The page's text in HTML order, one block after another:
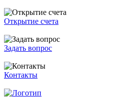
Открытие счета
Задать вопрос
Контакты